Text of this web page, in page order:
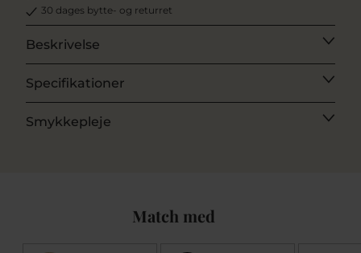
30 dages bytte- og returret
Beskrivelse
Specifikationer
Smykkepleje
Match med